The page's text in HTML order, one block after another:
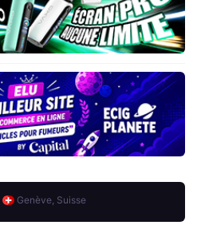
Genève, Suisse